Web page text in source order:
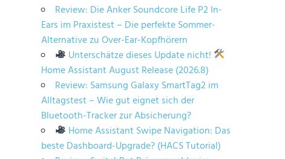
Review: Die Anker Soundcore Life P2 In-
Ears im Praxistest – Die perfekte Sommer-
Alternative zu Over-Ear-Kopfhörern
Unterschätze dieses Update nicht!
Home Assistant August Release (2026.8)
Review: Samsung Galaxy SmartTag2 im
Alltagstest – Wie gut eignet sich der
Bluetooth-Tracker zur Absicherung?
Home Assistant Swipe Navigation: Das
beste Dashboard-Upgrade? (HACS Tutorial)